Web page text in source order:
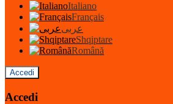
Italiano
Français
عربى
Shqiptare
Română
Accedi
Accedi